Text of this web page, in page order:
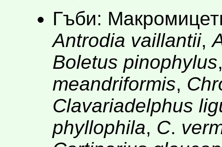
Гъби:
Antrodia vaillantii,
Boletus pinophylus
meandriformis,
Clavariadelphus
phyllophila, C.